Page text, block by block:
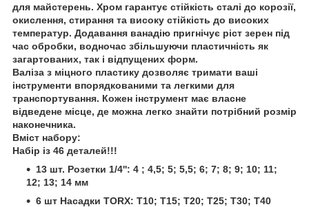
для майстерень. Хром гарантує стійкість сталі до корозії,
окислення, стирання та високу стійкість до високих
температур. Додавання ванадію пригнічує ріст зерен під
час обробки, водночас збільшуючи пластичність як
загартованих, так і відпущених форм.
Валіза з міцного пластику дозволяє тримати ваші
інструменти впорядкованими та легкими для
транспортування. Кожен інструмент має власне
відведене місце, де можна легко знайти потрібний розмір
наконечника.
Вміст набору:
Набір із 46 деталей!!!
13 шт. Розетки 1/4'': 4 ; 4,5; 5; 5,5; 6; 7; 8; 9; 10; 11;
12; 13; 14 мм
6 шт Насадки TORX: T10; Т15; Т20; Т25; Т30; T40